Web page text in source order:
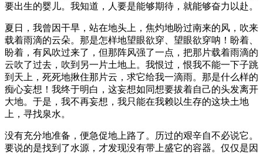
要出生的婴儿。我知道，人要是能够期待，就能够奋力以赴。
夏日，我曾因干旱，站在地头上，焦灼地盼过南来的风，吹来
载着雨滴的云朵。那是怎样地望眼欲穿、望眼欲穿呐！盼着、
盼着，有风吹过来了，但那阵风强了一点，把那片载着雨滴的
云吹了过去，吹到另一片土地上。我恨过，恨我不能一下子跳
到天上，死死地揪住那片云，求它给我一滴雨。那是什么样的
痴心妄想！我终于明白，这妄想如同想要拔着自己的头发离开
大地。于是，我不再妄想，我只能在我赖以生存的这块土地
上，寻找泉水。
没有充分地准备，便急促地上路了。历过的艰辛自不必说它。
要说的是找到了水源，才发现没有带上盛它的容器。仅仅是因